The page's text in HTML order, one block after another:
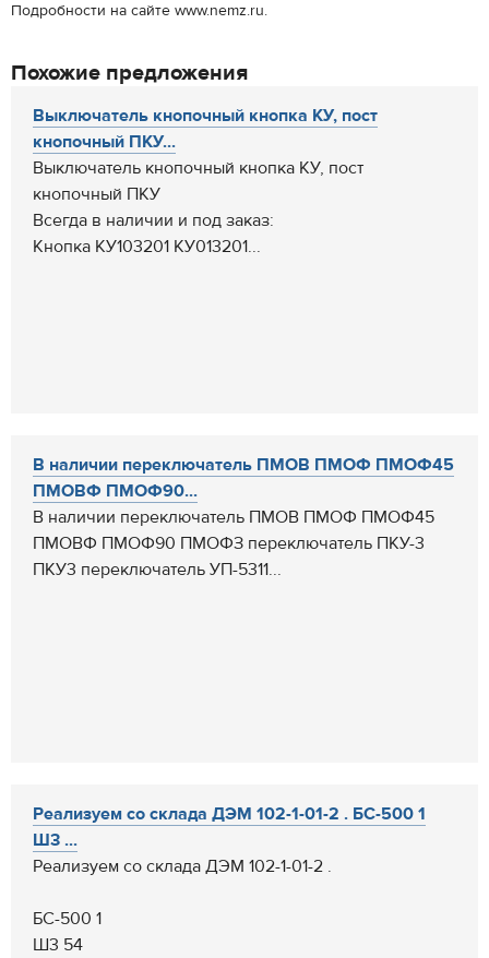
Подробности на сайте www.nemz.ru.
Похожие предложения
Выключатель кнопочный кнопка КУ, пост
кнопочный ПКУ...
Выключатель кнопочный кнопка КУ, пост
кнопочный ПКУ
Всегда в наличии и под заказ:
Кнопка КУ103201 КУ013201...
В наличии переключатель ПМОВ ПМОФ ПМОФ45
ПМОВФ ПМОФ90...
В наличии переключатель ПМОВ ПМОФ ПМОФ45
ПМОВФ ПМОФ90 ПМОФЗ переключатель ПКУ-3
ПКУ3 переключатель УП-5311...
Реализуем со склада ДЭМ 102-1-01-2 . БС-500 1
Ш3 ...
Реализуем со склада ДЭМ 102-1-01-2 .
БС-500 1
Ш3 54